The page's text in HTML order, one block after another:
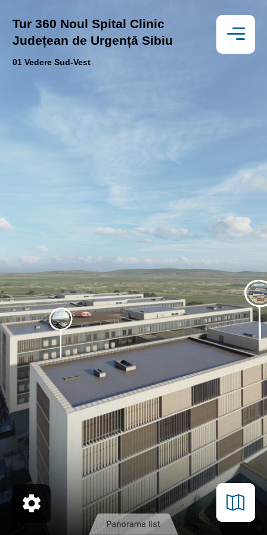
Tur 360 Noul Spital Clinic
Județean de Urgență Sibiu
01 Vedere Sud-Vest